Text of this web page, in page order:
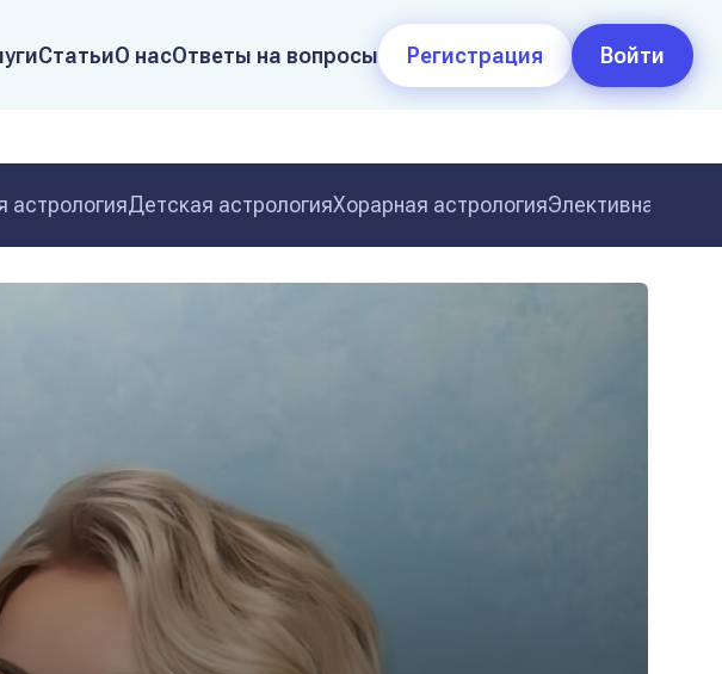
СтатьиО насОтветы на вопросы Регистрация Войти
астрологияДетская астрологияХорарная астрологияЭлективная